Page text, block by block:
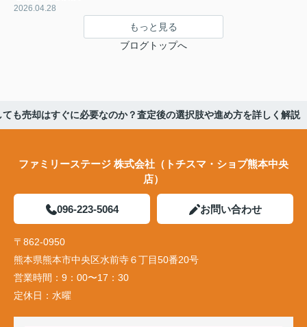
2026.04.28
もっと見る
ブログトップへ
ても売却はすぐに必要なのか？査定後の選択肢や進め方を詳しく解説
ファミリーステージ 株式会社（トチスマ・ショプ熊本中央
店）
096-223-5064 お問い合わせ
〒862-0950
熊本県熊本市中央区水前寺６丁目50番20号
営業時間： 9：00〜17：30
定休日： 水曜